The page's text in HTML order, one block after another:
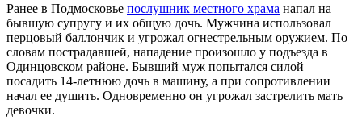
Ранее в Подмосковье послушник местного храма напал на
бывшую супругу и их общую дочь. Мужчина использовал
перцовый баллончик и угрожал огнестрельным оружием. По
словам пострадавшей, нападение произошло у подъезда в
Одинцовском районе. Бывший муж попытался силой
посадить 14-летнюю дочь в машину, а при сопротивлении
начал ее душить. Одновременно он угрожал застрелить мать
девочки.